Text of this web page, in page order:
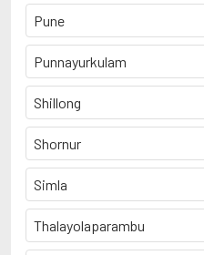
Pune
Punnayurkulam
Shillong
Shornur
Simla
Thalayolaparambu